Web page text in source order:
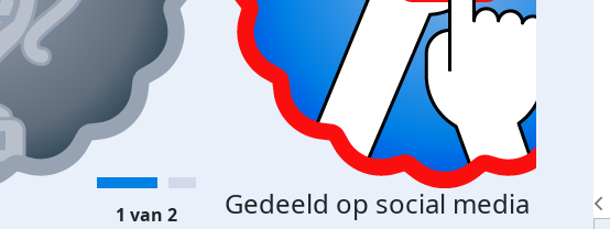
Gedeeld op social media
1 van 2